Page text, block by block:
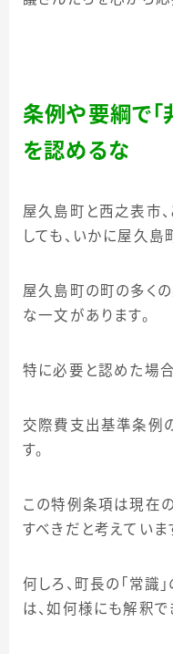
条例や要綱で
を認めるな
屋久島町と西之表市
しても、いかに屋久
屋久島町の町の多く
な一文があります。
特に必要と認めた場
交際費支出基準条例
す。
この特例条項は現在
すべきだと考えていま
何しろ、町長の「常識
は、如何様にも解釈で